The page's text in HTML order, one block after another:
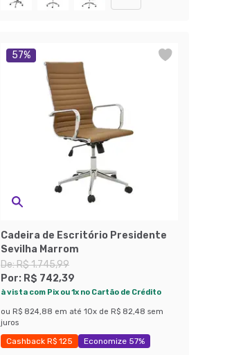
57%
Cadeira de Escritório Presidente
Sevilha Marrom
De:R$ 1.745,99
Por: R$ 742,39
à vista com Pix ou 1x no Cartão de Crédito
ou R$ 824,88 em até 10x de R$ 82,48 sem
juros
Cashback R$ 125 Economize 57%